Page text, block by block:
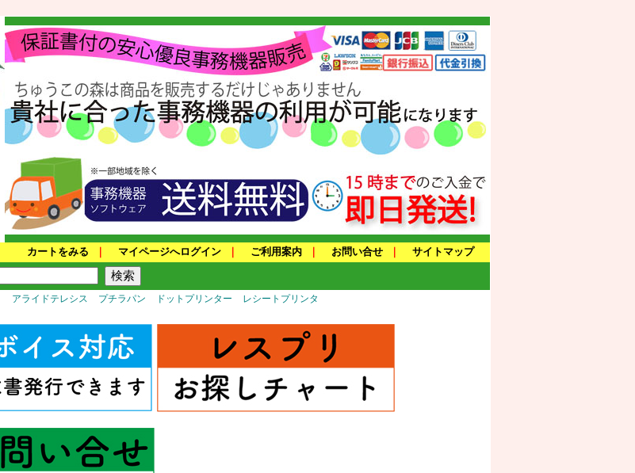
カートをみる マイページへログイン ご利用案内 お問い合せ サイトマップ
アライドテレシス プチラパン ドットプリンター レシートプリンタ